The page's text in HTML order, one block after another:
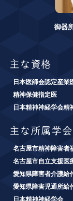
御器
主な資格
日本医師会認定産業
精神保健指定医
日本精神神経学会精
主な所属学
名古屋市精神障害者
名古屋市自立支援医
愛知県障害者介護給
愛知県障害児通所給
日本精神神経学会